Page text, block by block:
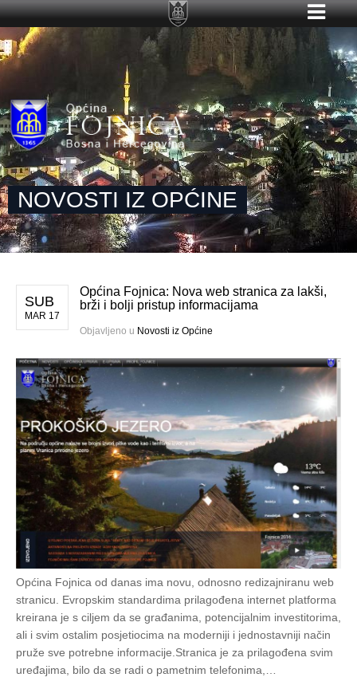
NOVOSTI IZ OPĆINE
SUB
MAR 17
Općina Fojnica: Nova web stranica za lakši,
brži i bolji pristup informacijama
Objavljeno u Novosti iz Općine
Općina Fojnica od danas ima novu, odnosno redizajniranu web
stranicu. Evropskim standardima prilagođena internet platforma
kreirana je s ciljem da se građanima, potencijalnim investitorima,
ali i svim ostalim posjetiocima na moderniji i jednostavniji način
pruže sve potrebne informacije.Stranica je za prilagođena svim
uređajima, bilo da se radi o pametnim telefonima,…